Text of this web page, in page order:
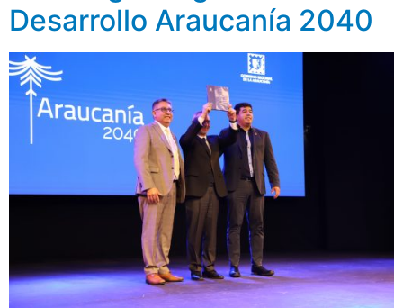
Desarrollo Araucanía 2040